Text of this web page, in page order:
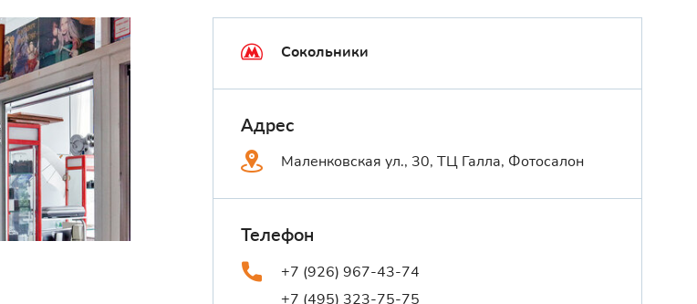
Сокольники
Адрес
Маленковская ул., 30, ТЦ Галла, Фотосалон
Телефон
+7 (926) 967-43-74
+7 (495) 323-75-75